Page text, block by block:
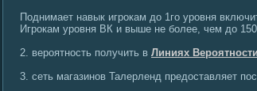
Поднимает навык игрокам до 1го уровня
Игрокам уровня ВК и выше не более, чем до
2. вероятность получить в Линиях Вероятности
3. сеть магазинов Талерленд предоставляет